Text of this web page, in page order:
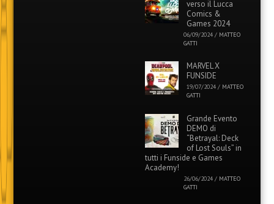
verso il Lucca
Comics &
Games 2024
06/09/2024 / MATTEO
GATTI
MARVEL X
FUNSIDE
19/07/2024 / MATTEO
GATTI
Grande Evento
DEMO di
“Betrayal: Deck
of Lost Souls” in
tutti i Funside e Games
Academy!
26/06/2024 / MATTEO
GATTI